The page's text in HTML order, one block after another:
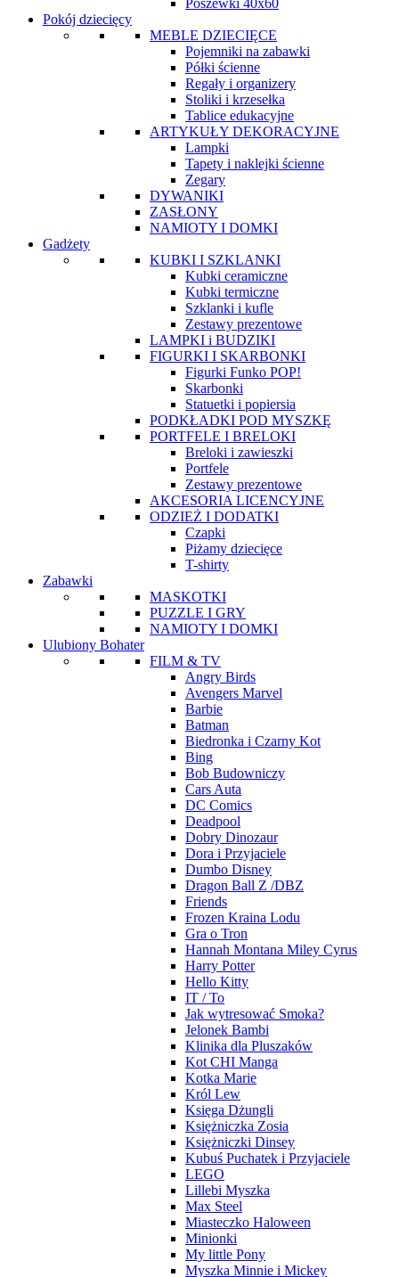
Poszewki 40x60
Pokój dziecięcy
MEBLE DZIECIĘCE
Pojemniki na zabawki
Półki ścienne
Regały i organizery
Stoliki i krzesełka
Tablice edukacyjne
ARTYKUŁY DEKORACYJNE
Lampki
Tapety i naklejki ścienne
Zegary
DYWANIKI
ZASŁONY
NAMIOTY I DOMKI
Gadżety
KUBKI I SZKLANKI
Kubki ceramiczne
Kubki termiczne
Szklanki i kufle
Zestawy prezentowe
LAMPKI i BUDZIKI
FIGURKI I SKARBONKI
Figurki Funko POP!
Skarbonki
Statuetki i popiersia
PODKŁADKI POD MYSZKĘ
PORTFELE I BRELOKI
Breloki i zawieszki
Portfele
Zestawy prezentowe
AKCESORIA LICENCYJNE
ODZIEŻ I DODATKI
Czapki
Piżamy dziecięce
T-shirty
Zabawki
MASKOTKI
PUZZLE I GRY
NAMIOTY I DOMKI
Ulubiony Bohater
FILM & TV
Angry Birds
Avengers Marvel
Barbie
Batman
Biedronka i Czarny Kot
Bing
Bob Budowniczy
Cars Auta
DC Comics
Deadpool
Dobry Dinozaur
Dora i Przyjaciele
Dumbo Disney
Dragon Ball Z /DBZ
Friends
Frozen Kraina Lodu
Gra o Tron
Hannah Montana Miley Cyrus
Harry Potter
Hello Kitty
IT / To
Jak wytresować Smoka?
Jelonek Bambi
Klinika dla Pluszaków
Kot CHI Manga
Kotka Marie
Król Lew
Księga Dżungli
Księżniczka Zosia
Księżniczki Dinsey
Kubuś Puchatek i Przyjaciele
LEGO
Lillebi Myszka
Max Steel
Miasteczko Haloween
Minionki
My little Pony
Myszka Minnie i Mickey